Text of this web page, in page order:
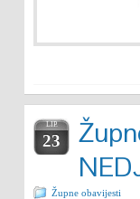
LIP.
23
Župne obavijesti